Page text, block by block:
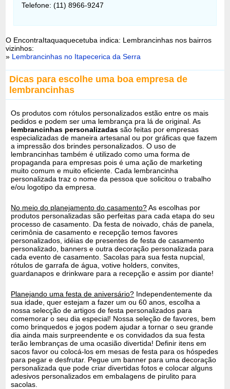
Telefone: (11) 8966-9247
O EncontraItaquaquecetuba indica: Lembrancinhas nos bairros
vizinhos:
» Lembrancinhas no Itapecerica da Serra
Dicas para escolhe uma boa empresa de
lembrancinhas
Os produtos com rótulos personalizados estão entre os mais
pedidos e podem ser uma lembrança pra lá de original. As
lembrancinhas personalizadas são feitas por empresas
especializadas de maneira artesanal ou por gráficas que fazem
a impressão dos brindes personalizados. O uso de
lembrancinhas também é utilizado como uma forma de
propaganda para empresas pois é uma ação de marketing
muito comum e muito eficiente. Cada lembrancinha
personalizada traz o nome da pessoa que solicitou o trabalho
e/ou logotipo da empresa.
No meio do planejamento do casamento?As escolhas por
produtos personalizadas são perfeitas para cada etapa do seu
processo de casamento. Da festa de noivado, chás de panela,
cerimônia de casamento e recepção temos favores
personalizados, idéias de presentes de festa de casamento
personalizado, banners e outra decoração personalizada para
cada evento de casamento. Sacolas para sua festa nupcial,
rótulos de garrafa de água, votive holders, convites,
guardanapos e drinkware para a recepção e assim por diante!
Planejando uma festa de aniversário? Independentemente da
sua idade, quer estejam a fazer um ou 60 anos, escolha a
nossa selecção de artigos de festa personalizados para
comemorar o seu dia especial! Nossa seleção de favores, bem
como brinquedos e jogos podem ajudar a tornar o seu grande
dia ainda mais surpreendente e os convidados da sua festa
terão lembranças de uma ocasião divertida! Definir itens em
sacos favor ou colocá-los em mesas de festa para os hóspedes
para pegar e desfrutar. Pegue um banner para uma decoração
personalizada que pode criar divertidas fotos e colocar alguns
adesivos personalizados em embalagens de pirulito para
sacolas.